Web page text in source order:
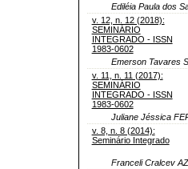
Ediléia Paula dos
v. 12, n. 12 (2018):
SEMINÁRIO
INTEGRADO - ISSN
1983-0602
Emerson Tavares
v. 11, n. 11 (2017):
SEMINÁRIO
INTEGRADO - ISSN
1983-0602
Juliane Jéssica
v. 8, n. 8 (2014):
Seminário Integrado
Franceli Cralcev